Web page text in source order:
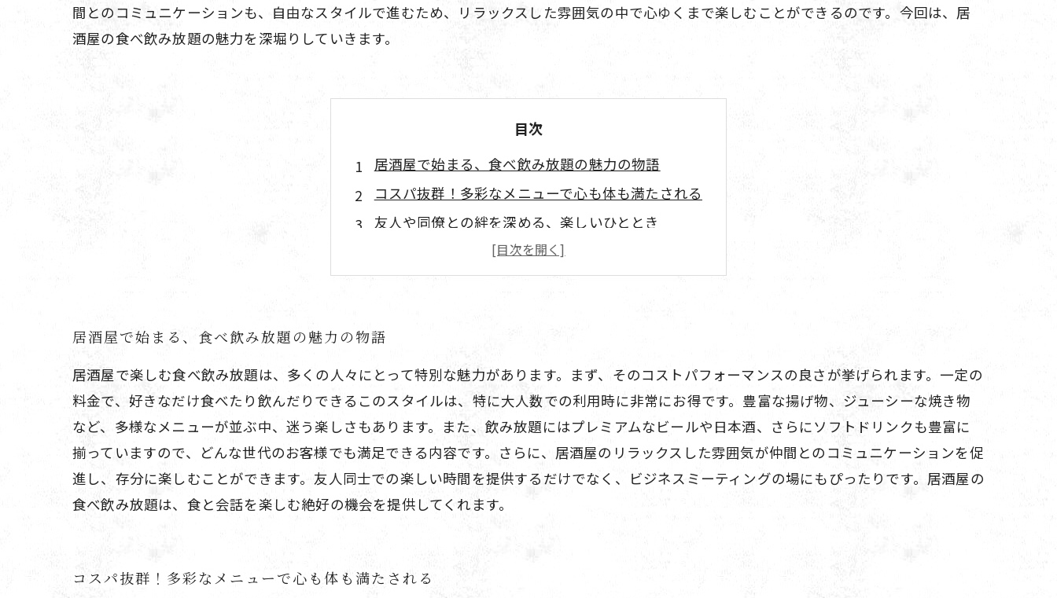
間とのコミュニケーションも、自由なスタイルで進むため、リラックスした雰囲気の中で心ゆくまで楽しむことができるのです。今回は、居
酒屋の食べ飲み放題の魅力を深堀りしていきます。
目次
居酒屋で始まる、食べ飲み放題の魅力の物語
コスパ抜群！多彩なメニューで心も体も満たされる
友人や同僚との絆を深める、楽しいひととき
リラックスした雰囲気の中、自由に楽しむ食の冒険
食べ飲み放題で思い出を彩る居酒屋の魅力
居酒屋で始まる、食べ飲み放題の魅力の物語
居酒屋で楽しむ食べ飲み放題は、多くの人々にとって特別な魅力があります。まず、そのコストパフォーマンスの良さが挙げられます。一定の
料金で、好きなだけ食べたり飲んだりできるこのスタイルは、特に大人数での利用時に非常にお得です。豊富な揚げ物、ジューシーな焼き物
など、多様なメニューが並ぶ中、迷う楽しさもあります。また、飲み放題にはプレミアムなビールや日本酒、さらにソフトドリンクも豊富に
揃っていますので、どんな世代のお客様でも満足できる内容です。さらに、居酒屋のリラックスした雰囲気が仲間とのコミュニケーションを促
進し、存分に楽しむことができます。友人同士での楽しい時間を提供するだけでなく、ビジネスミーティングの場にもぴったりです。居酒屋の
食べ飲み放題は、食と会話を楽しむ絶好の機会を提供してくれます。
コスパ抜群！多彩なメニューで心も体も満たされる